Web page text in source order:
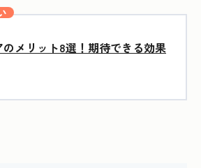
メリット8選！期待できる効果